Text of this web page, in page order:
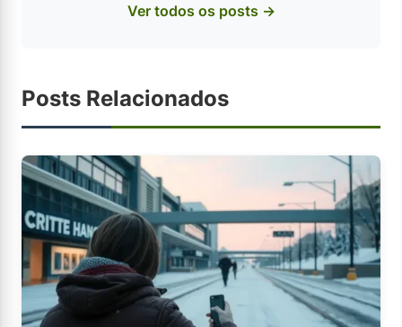
Ver todos os posts →
Posts Relacionados